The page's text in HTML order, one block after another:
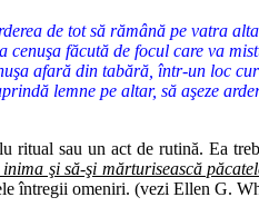
de tot să rămână pe vatra
făcută de focul care va
afară din tabără, într-un loc
lemne pe altar, să aşeze
ritual sau un act de rutină. Ea
şi să-şi mărturisească
întregii omeniri. (vezi Ellen G.